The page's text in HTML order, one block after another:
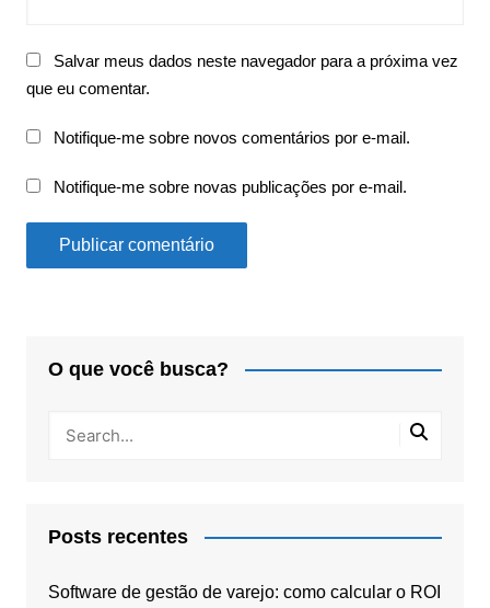
Salvar meus dados neste navegador para a próxima vez
que eu comentar.
Notifique-me sobre novos comentários por e-mail.
Notifique-me sobre novas publicações por e-mail.
O que você busca?
Posts recentes
Software de gestão de varejo: como calcular o ROI